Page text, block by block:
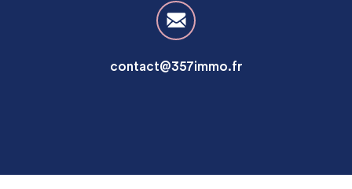
contact@357immo.fr